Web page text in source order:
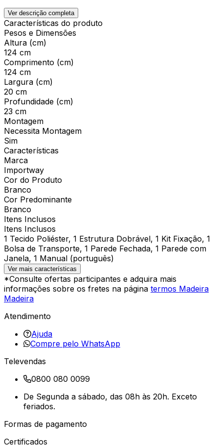
Ver descrição completa
Características do produto
Pesos e Dimensões
Altura (cm)
124 cm
Comprimento (cm)
124 cm
Largura (cm)
20 cm
Profundidade (cm)
23 cm
Montagem
Necessita Montagem
Sim
Características
Marca
Importway
Cor do Produto
Branco
Cor Predominante
Branco
Itens Inclusos
Itens Inclusos
1 Tecido Poliéster, 1 Estrutura Dobrável, 1 Kit Fixação, 1
Bolsa de Transporte, 1 Parede Fechada, 1 Parede com
Janela, 1 Manual (português)
Ver mais características
*Consulte ofertas participantes e adquira mais
informações sobre os fretes na página termos Madeira
Madeira
Atendimento
Ajuda
Compre pelo WhatsApp
Televendas
0800 080 0099
De Segunda a sábado, das 08h às 20h. Exceto
feriados.
Formas de pagamento
Certificados